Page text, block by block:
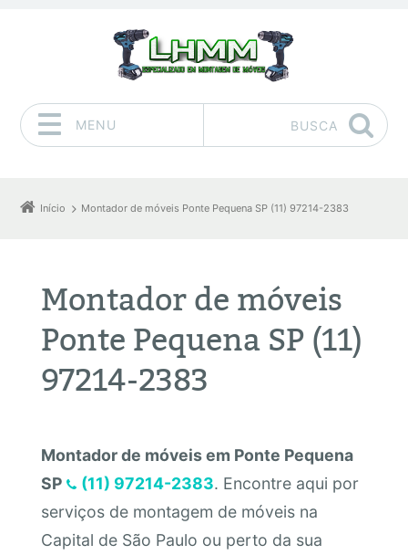
MENU BUSCA
Início Montador de móveis Ponte Pequena SP (11) 97214-2383
Montador de móveis
Ponte Pequena SP (11)
97214-2383
Montador de móveis em Ponte Pequena
SP
(11) 97214-2383. Encontre aqui por
serviços de montagem de móveis na
Capital de São Paulo ou perto da sua